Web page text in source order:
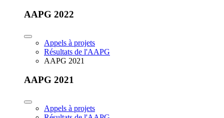
AAPG 2022
Appels à projets
Résultats de l'AAPG
AAPG 2021
AAPG 2021
Appels à projets